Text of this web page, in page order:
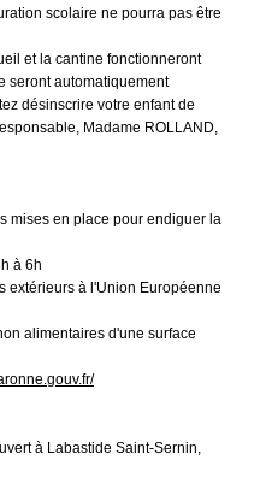
scolaire ne pourra pas être
et la cantine fonctionneront
seront automatiquement
désinscrire votre enfant de
Madame ROLLAND,
mises en place pour endiguer la
à 6h
extérieurs à l'Union Européenne
alimentaires d'une surface
à Labastide Saint-Sernin,